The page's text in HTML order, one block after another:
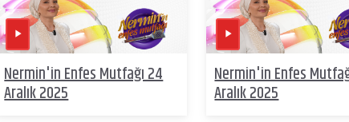
Nermin'in Enfes Mutfağı 24
Aralık 2025
Nermin'in Enfes
Aralık 2025